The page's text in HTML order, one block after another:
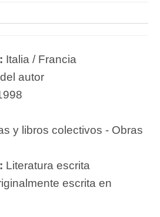
Italia / Francia
autor
y libros colectivos - Obras
Literatura escrita
escrita en